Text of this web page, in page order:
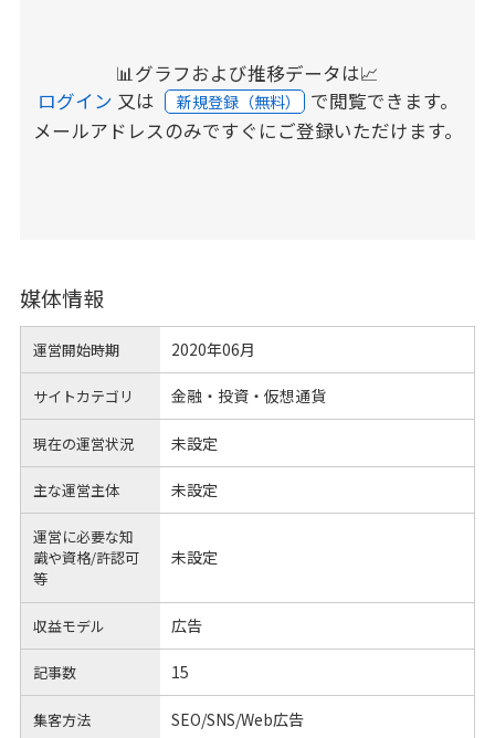
📊グラフおよび推移データは📈
ログイン 又は 新規登録（無料） で閲覧できます。
メールアドレスのみですぐにご登録いただけます。
媒体情報
運営開始時期 2020年06月
サイトカテゴリ 金融・投資・仮想通貨
現在の運営状況 未設定
主な運営主体 未設定
運営に必要な知
識や資格/許認可
等
未設定
収益モデル 広告
記事数 15
集客方法 SEO/SNS/Web広告